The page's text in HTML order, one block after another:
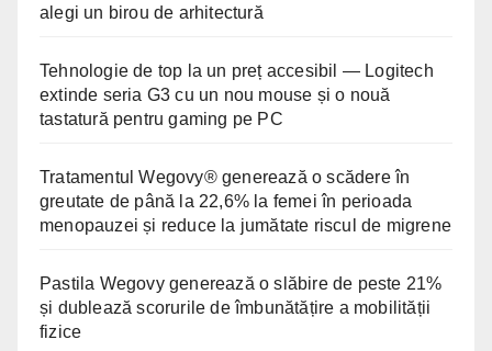
alegi un birou de arhitectură
Tehnologie de top la un preț accesibil — Logitech
extinde seria G3 cu un nou mouse și o nouă
tastatură pentru gaming pe PC
Tratamentul Wegovy® generează o scădere în
greutate de până la 22,6% la femei în perioada
menopauzei și reduce la jumătate riscul de migrene
Pastila Wegovy generează o slăbire de peste 21%
și dublează scorurile de îmbunătățire a mobilității
fizice